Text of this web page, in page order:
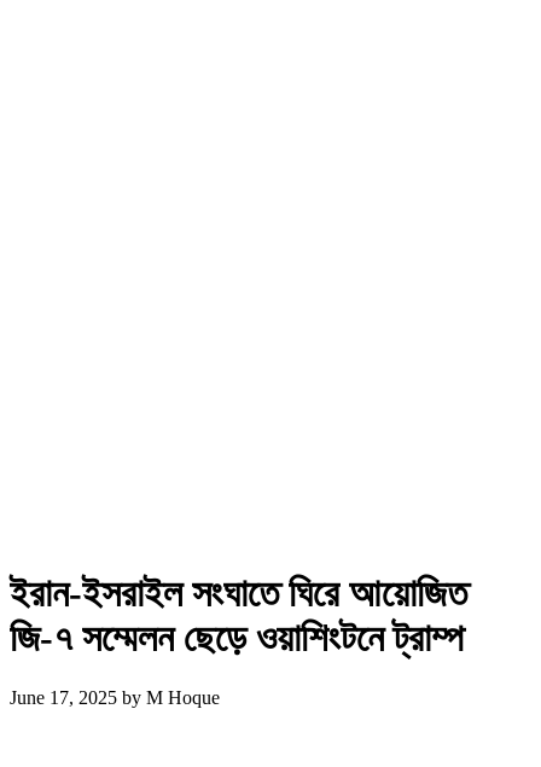
ইরান-ইসরাইল সংঘাতে ঘিরে আয়োজিত
জি-৭ সম্মেলন ছেড়ে ওয়াশিংটনে ট্রাম্প
June 17, 2025 by M Hoque